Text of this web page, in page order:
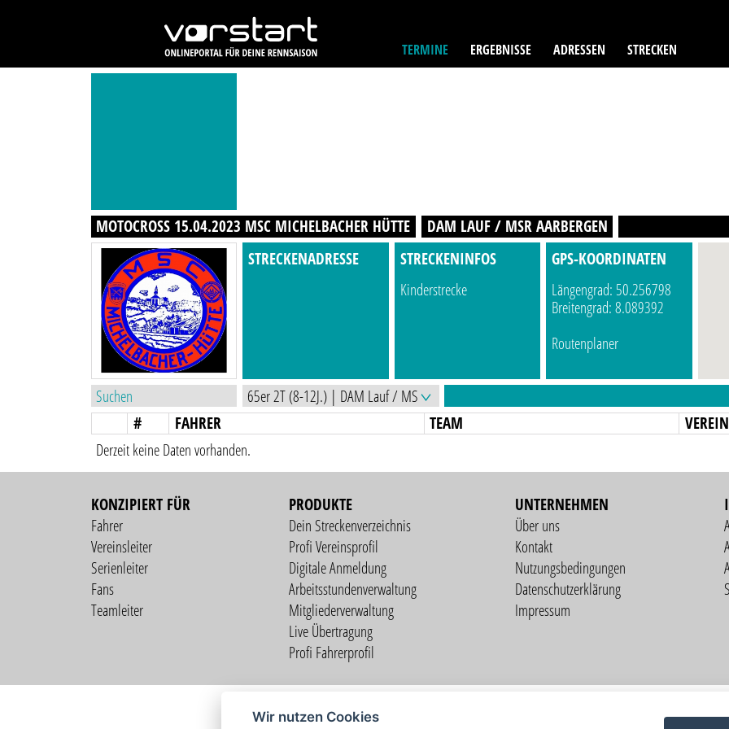
TERMINE ERGEBNISSE ADRESSEN STRECKEN
MOTOCROSS 15.04.2023 MSC MICHELBACHER HÜTTE DAM LAUF / MSR AARBERGEN
STRECKENADRESSE
STRECKENINFOS
Kinderstrecke
GPS-KOORDINATEN
Längengrad: 50.256798
Breitengrad: 8.089392
Routenplaner
# FAHRER TEAM VEREIN
Derzeit keine Daten vorhanden.
KONZIPIERT FÜR
Fahrer
Vereinsleiter
Serienleiter
Fans
Teamleiter
PRODUKTE
Dein Streckenverzeichnis
Profi Vereinsprofil
Digitale Anmeldung
Arbeitsstundenverwaltung
Mitgliederverwaltung
Live Übertragung
Profi Fahrerprofil
UNTERNEHMEN
Über uns
Kontakt
Nutzungsbedingungen
Datenschutzerklärung
Impressum
Wir nutzen Cookies